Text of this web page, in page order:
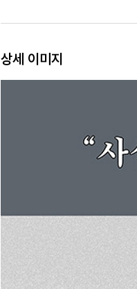
130 너 그래서 복받은 거야
136 마지막이 될지 모르니까
152 낭비할 시간, 잔뜩 있어
3부 1500가지 뉘앙스의 틈에서
180 윤여정, 할리우드를 ‘존경
188 그 누구의 잘못도 아닐 때
상세 이미지